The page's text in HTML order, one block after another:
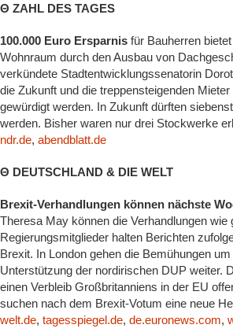
Θ ZAHL DES TAGES
100.000 Euro Ersparnis für Bauherren
Wohnraum durch den Ausbau von
verkündete Stadtentwicklungssenatorin
die Zukunft und die treppensteigenden
gewürdigt werden. In Zukunft dürften
werden. Bisher waren nur drei Stockwerke
ndr.de, abendblatt.de
Θ DEUTSCHLAND & DIE WELT
Brexit-Verhandlungen können nächste
Theresa May können die Verhandlungen
Regierungsmitglieder halten Berichten
Brexit. In London gehen die Bemühungen
Unterstützung der nordirischen DUP weiter.
einen Verbleib Großbritanniens in der EU
suchen nach dem Brexit-Votum eine neue
welt.de, tagesspiegel.de, de.euronews.com,